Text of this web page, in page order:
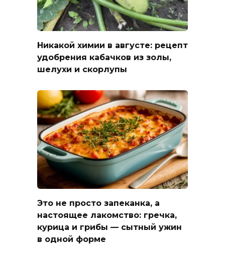
Никакой химии в августе: рецепт
удобрения кабачков из золы,
шелухи и скорлупы
Это не просто запеканка, а
настоящее лакомство: гречка,
курица и грибы — сытный ужин
в одной форме